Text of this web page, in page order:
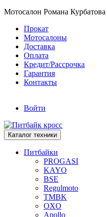
Мотосалон Романа Курбатова
Прокат
Мотосалоны
Доставка
Оплата
Кредит/Рассрочка
Гарантия
Контакты
Войти
Каталог техники
Питбайки
PROGASI
KAYO
BSE
Regulmoto
TMBK
OXO
Apollo